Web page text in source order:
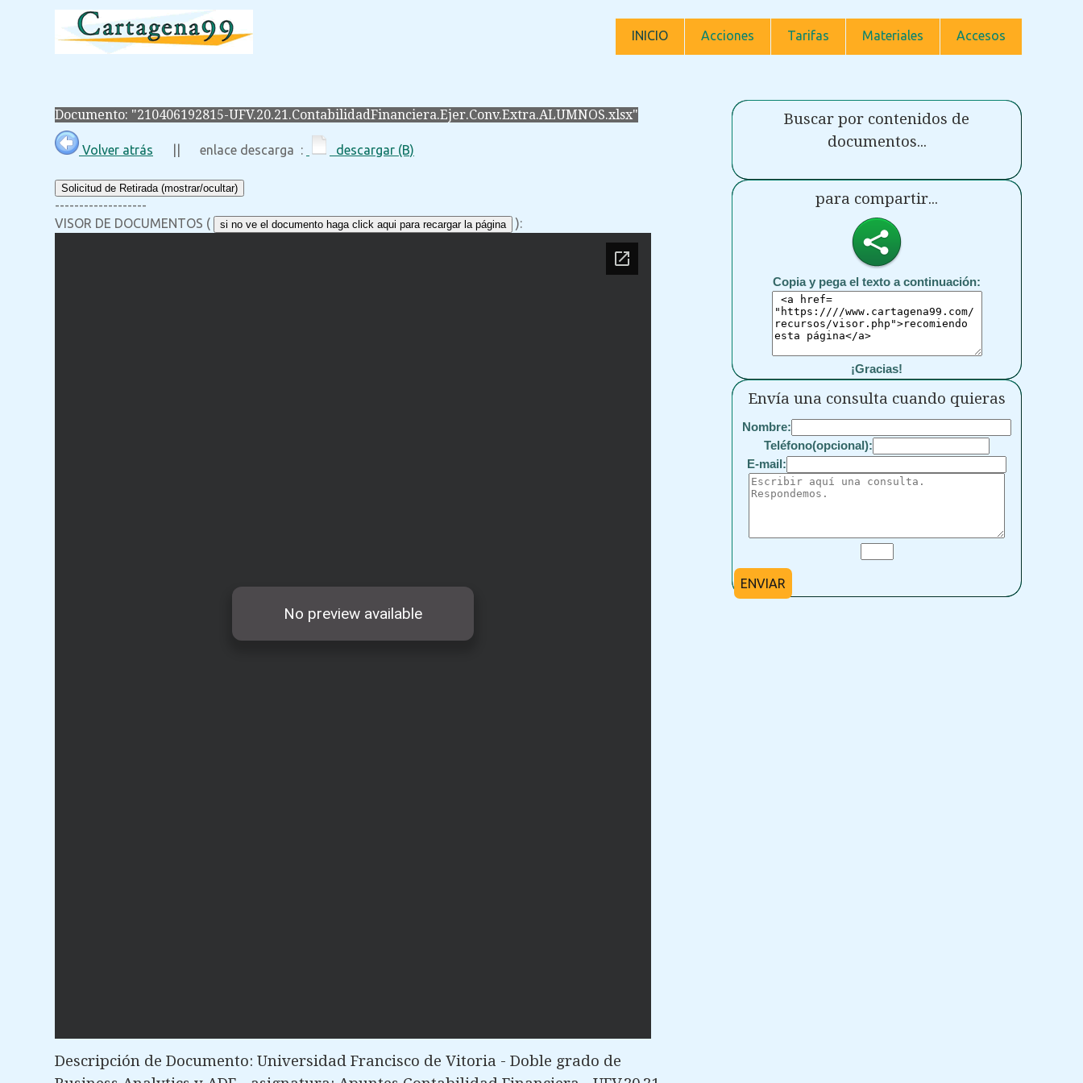
INICIO Acciones Tarifas Materiales Accesos
Documento: "210406192815-UFV.20.21.ContabilidadFinanciera.Ejer.Conv.Extra.ALUMNOS.xlsx"
Volver atrás || enlace descarga : descargar (B)
Solicitud de Retirada (mostrar/ocultar)
-------------------
VISOR DE DOCUMENTOS (
si no ve el documento haga click aqui para recargar la página ):
Descripción de Documento: Universidad Francisco de Vitoria - Doble grado de
Buscar por contenidos de
documentos...
para compartir...
Copia y pega el texto a continuación:
¡Gracias!
Envía una consulta cuando quieras
Nombre:
Teléfono(opcional):
E-mail:
ENVIAR